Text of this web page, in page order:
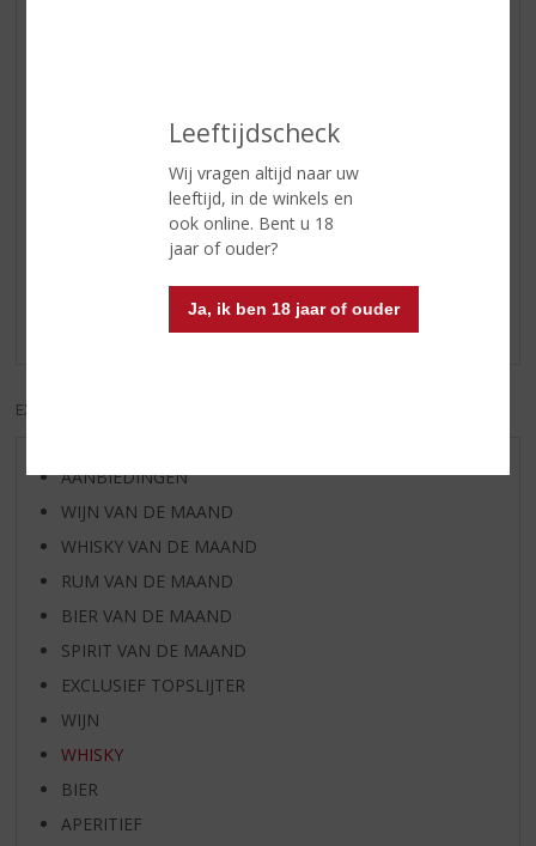
Leeftijdscheck
Wij vragen altijd naar uw
leeftijd, in de winkels en
ook online. Bent u 18
jaar of ouder?
Ja, ik ben 18 jaar of ouder
Fijne zachte Whiskey
Een fijne zachte Whiskey, single malt. Altijd in huis, ook
ideaal voor de startende Whiskey drinker.
EXCL. BTW
AANBIEDINGEN
WIJN VAN DE MAAND
WHISKY VAN DE MAAND
RUM VAN DE MAAND
BIER VAN DE MAAND
SPIRIT VAN DE MAAND
EXCLUSIEF TOPSLIJTER
WIJN
WHISKY
BIER
APERITIEF